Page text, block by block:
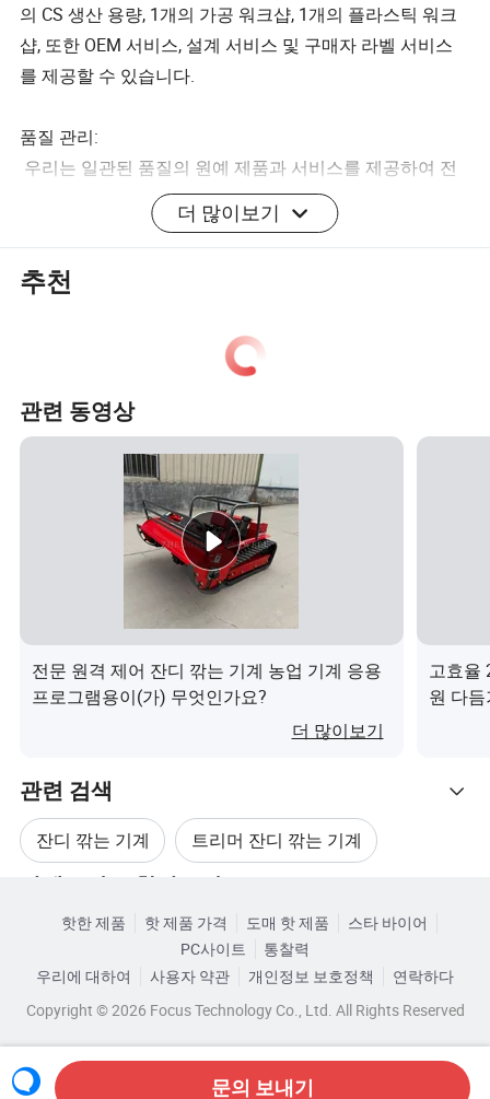
모델
정격 출력
기화기 형태
혼합 연료 비율
탱크 용량(L)
시동 지원 시스템
엔진 작동 수명(H)
적재 수량(20GP/40Gp/40HQ)
구성
의 CS 생산 용량, 1개의 가공 워크샵, 1개의 플라스틱 워크
샵, 또한 OEM 서비스, 설계 서비스 및 구매자 라벨 서비스
를 제공할 수 있습니다.
품질 관리:
우리는 일관된 품질의 원예 제품과 서비스를 제공하여 전
체 고객 솔루션을 제공할 것을 보장합니다. 90% 이상의 제
품이 TUV 인증을 받았습니다. 모든 직원들은 고객의 기대
받았습니다.
Well광택 핵심 경쟁력도 혁신에 대한 우리의 헌신에 있습니
다.
1) Well광택 우려 사항 혁신적인 디자인과 고객의 취향을
만족시키는 우아한 기능으로 신제품을 빠르게 출시합니다.
2006년 이후로 모든 제품은 TUV로부터 CE, GS, EMC 인증
서를 받았습니다. 가솔린 브러시커터는 5유로를 사용합니
더 많이보기
추천
관련 동영상
전문 원격 제어 잔디 깎는 기계 농업 기계 응용
프로그램용이(가) 무엇인가요?
더 많이보기
고효율
원 다
관련 검색
잔디 깎는 기계 트리머 잔디 깎는 기계
가솔린 브러시 트리머 회전 잔디 깎는 기계
핫한 제품 핫 제품 가격 도매 핫 제품
스타 바이어
PC사이트
통찰력
우리에 대하여
사용자 약관 개인정보 보호정책
연락하다
Copyright © 2026 Focus Technology Co., Ltd. All Rights Reserved
문의 보내기